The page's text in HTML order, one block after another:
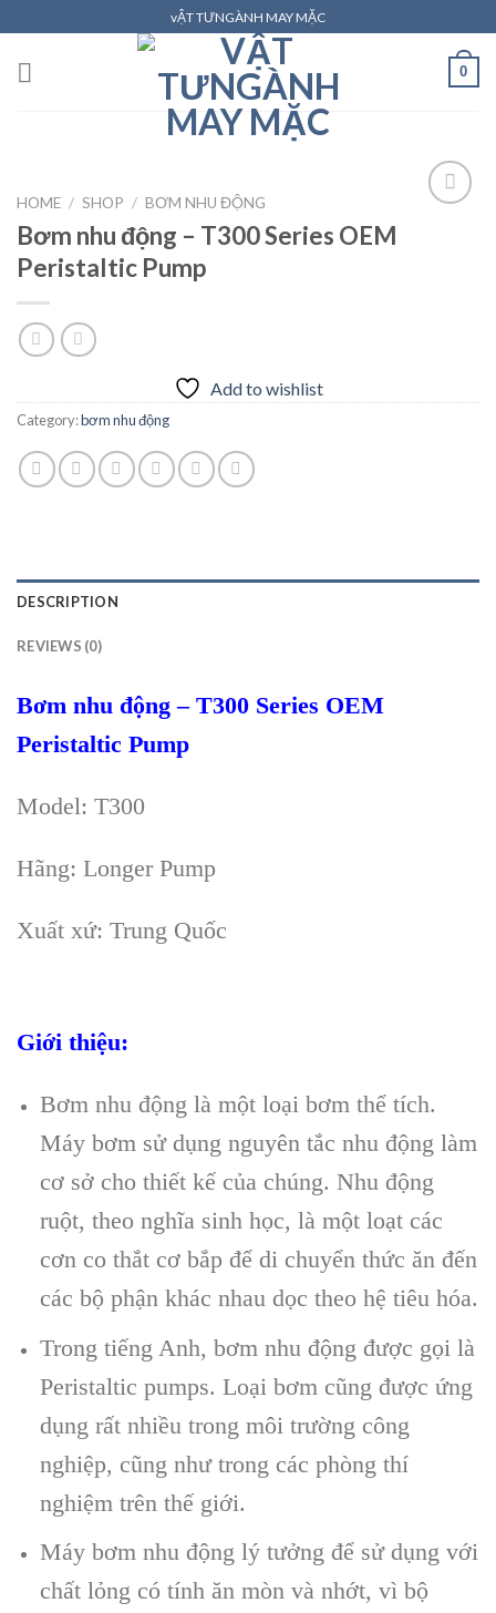
to
content
vẬT TƯNGÀNH MAY MẶC
0
HOME / SHOP / BƠM NHU ĐỘNG
Bơm nhu động – T300 Series OEM
Peristaltic Pump
Add to wishlist
Category:bơm nhu động
DESCRIPTION
REVIEWS (0)
Bơm nhu động – T300 Series OEM
Peristaltic Pump
Model: T300
Hãng: Longer Pump
Xuất xứ: Trung Quốc
Giới thiệu:
Bơm nhu động là một loại bơm thể tích.
Máy bơm sử dụng nguyên tắc nhu động làm
cơ sở cho thiết kế của chúng. Nhu động
ruột, theo nghĩa sinh học, là một loạt các
cơn co thắt cơ bắp để di chuyển thức ăn đến
các bộ phận khác nhau dọc theo hệ tiêu hóa.
Trong tiếng Anh, bơm nhu động được gọi là
Peristaltic pumps. Loại bơm cũng được ứng
dụng rất nhiều trong môi trường công
nghiệp, cũng như trong các phòng thí
nghiệm trên thế giới.
Máy bơm nhu động lý tưởng để sử dụng với
chất lỏng có tính ăn mòn và nhớt, vì bộ